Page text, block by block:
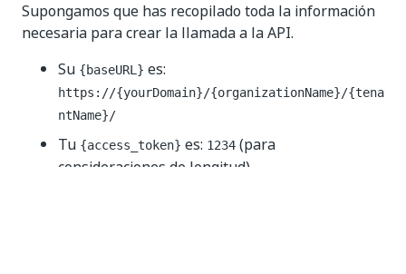
Supongamos que has recopilado toda la información
necesaria para crear la llamada a la API.
Su {baseURL} es:
https://{yourDomain}/{organizationName}/{tena
ntName}/
Tu {access_token} es: 1234 (para
consideraciones de longitud)